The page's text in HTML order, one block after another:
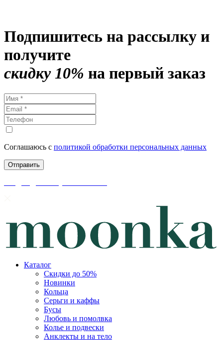
Подпишитесь на рассылку и
получите
скидку 10% на первый заказ
Соглашаюсь с политикой обработки персональных данных
Каталог
Скидки до 50%
Новинки
Кольца
Серьги и каффы
Бусы
Любовь и помолвка
Колье и подвески
Анклекты и на тело